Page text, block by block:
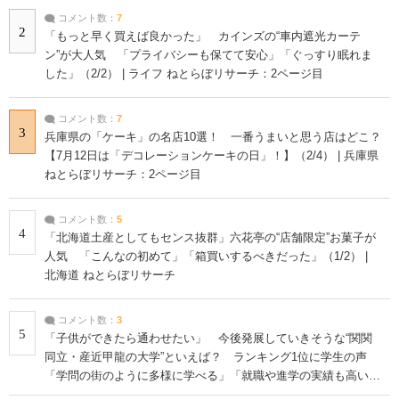
2
コメント数： 7
「もっと早く買えば良かった」 カインズの“車内遮光カーテ
ン”が大人気 「プライバシーも保てて安心」「ぐっすり眠れま
した」（2/2） | ライフ ねとらぼリサーチ：2ページ目
3
コメント数： 7
兵庫県の「ケーキ」の名店10選！ 一番うまいと思う店はどこ？
【7月12日は「デコレーションケーキの日」！】（2/4） | 兵庫県
ねとらぼリサーチ：2ページ目
4
コメント数： 5
「北海道土産としてもセンス抜群」六花亭の“店舗限定”お菓子が
人気 「こんなの初めて」「箱買いするべきだった」（1/2） |
北海道 ねとらぼリサーチ
5
コメント数： 3
「子供ができたら通わせたい」 今後発展していきそうな“関関
同立・産近甲龍の大学”といえば？ ランキング1位に学生の声
「学問の街のように多様に学べる」「就職や進学の実績も高い」
| 大学 ねとらぼリサーチ